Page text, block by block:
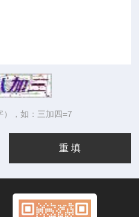
），如：三加四=7